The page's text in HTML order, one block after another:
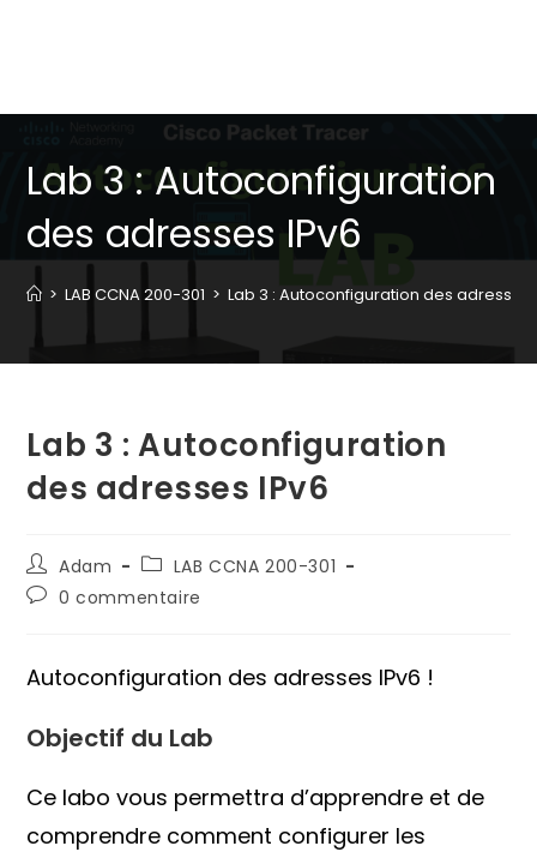
Lab 3 : Autoconfiguration
des adresses IPv6
> LAB CCNA 200-301 > Lab 3 : Autoconfiguration des adresses
Lab 3 : Autoconfiguration
des adresses IPv6
Auteur/autrice
de
la
Adam
Post
category:
LAB CCNA 200-301
Commentaires
0 commentaire
Autoconfiguration des adresses IPv6 !
Objectif du Lab
Ce labo vous permettra d’apprendre et de
comprendre comment configurer les